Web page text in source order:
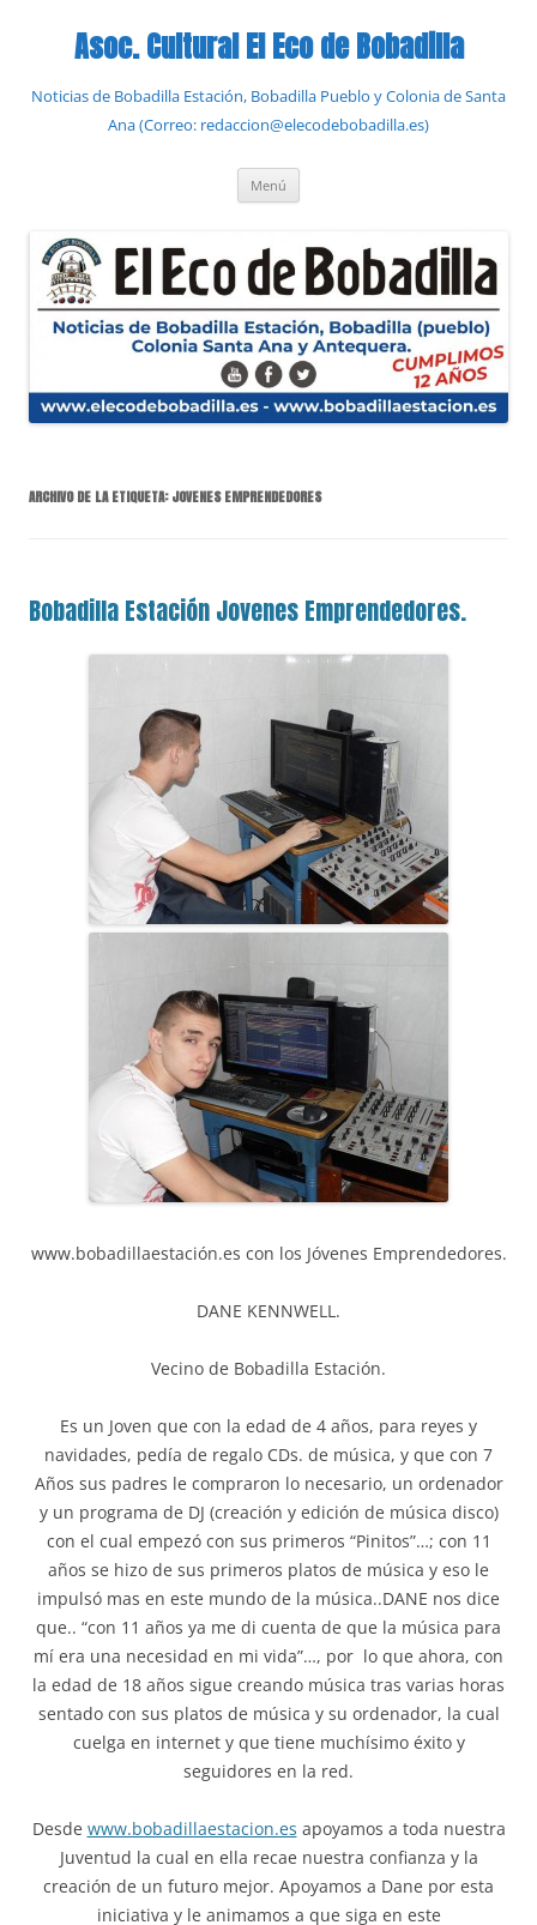
contenidoAsoc. Cultural El Eco de Bobadilla
Noticias de Bobadilla Estación, Bobadilla Pueblo y Colonia de Santa
Ana (Correo: redaccion@elecodebobadilla.es)
Menú
ARCHIVO DE LA ETIQUETA:JOVENES EMPRENDEDORES
Bobadilla Estación Jovenes Emprendedores.
www.bobadillaestación.es con los Jóvenes Emprendedores.
DANE KENNWELL.
Vecino de Bobadilla Estación.
Es un Joven que con la edad de 4 años, para reyes y
navidades, pedía de regalo CDs. de música, y que con 7
Años sus padres le compraron lo necesario, un ordenador
y un programa de DJ (creación y edición de música disco)
con el cual empezó con sus primeros “Pinitos”…; con 11
años se hizo de sus primeros platos de música y eso le
impulsó mas en este mundo de la música..DANE nos dice
que.. “con 11 años ya me di cuenta de que la música para
mí era una necesidad en mi vida”…, por lo que ahora, con
la edad de 18 años sigue creando música tras varias horas
sentado con sus platos de música y su ordenador, la cual
cuelga en internet y que tiene muchísimo éxito y
seguidores en la red.
Desde www.bobadillaestacion.es apoyamos a toda nuestra
Juventud la cual en ella recae nuestra confianza y la
creación de un futuro mejor. Apoyamos a Dane por esta
iniciativa y le animamos a que siga en este